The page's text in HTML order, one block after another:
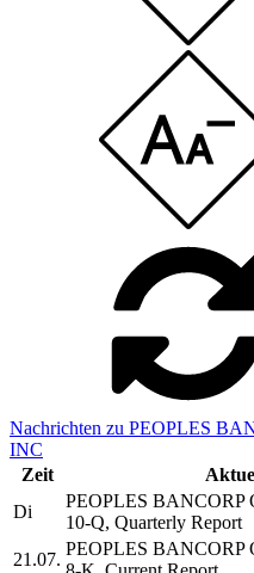
Nachrichten zu PEOPLES
INC
Zeit
Di
PEOPLES
10-Q, Quarterly Report
21.07.
PEOPLES